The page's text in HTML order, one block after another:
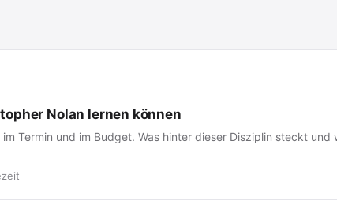
Nolan lernen können
Termin und im Budget. Was hinter dieser Disziplin steckt und